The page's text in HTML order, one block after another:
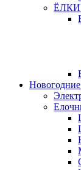
ЁЛКИ